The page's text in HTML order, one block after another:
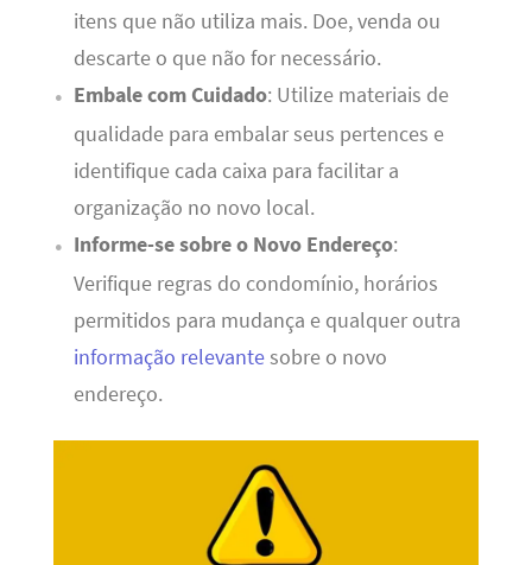
itens que não utiliza mais. Doe, venda ou
descarte o que não for necessário.
Embale com Cuidado: Utilize materiais de
qualidade para embalar seus pertences e
identifique cada caixa para facilitar a
organização no novo local.
Informe-se sobre o Novo Endereço:
Verifique regras do condomínio, horários
permitidos para mudança e qualquer outra
informação relevantesobre o novo
endereço.